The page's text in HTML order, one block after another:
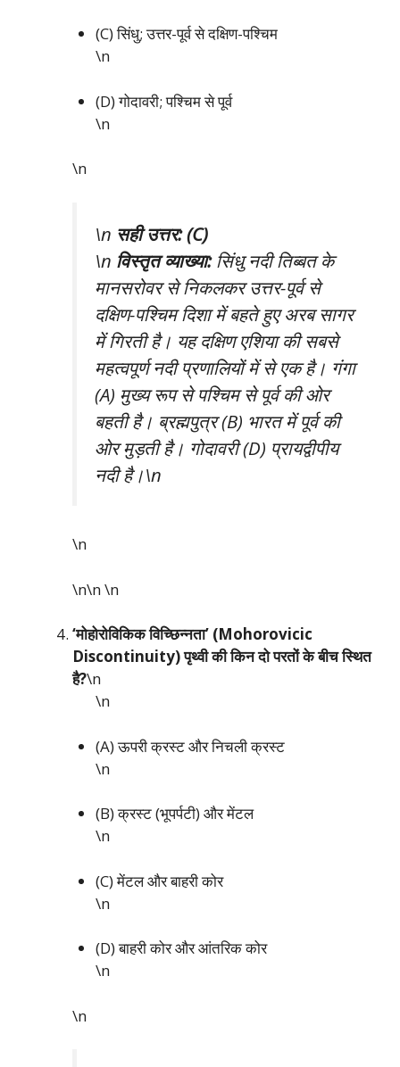
(C) सिंधु; उत्तर-पूर्व से दक्षिण-पश्चिम
\n
(D) गोदावरी; पश्चिम से पूर्व
\n
\n
\n सही उत्तर: (C)
\n विस्तृत व्याख्या:सिंधु नदी तिब्बत के
मानसरोवर से निकलकर उत्तर-पूर्व से
दक्षिण-पश्चिम दिशा में बहते हुए अरब सागर
में गिरती है। यह दक्षिण एशिया की सबसे
महत्वपूर्ण नदी प्रणालियों में से एक है। गंगा
(A) मुख्य रूप से पश्चिम से पूर्व की ओर
बहती है। ब्रह्मपुत्र (B) भारत में पूर्व की
ओर मुड़ती है। गोदावरी (D) प्रायद्वीपीय
नदी है।\n
\n
\n\n\n
‘मोहोरोविकिक विच्छिन्नता’ (Mohorovicic
Discontinuity) पृथ्वी की किन दो परतों के बीच स्थित
है?\n
\n
(A) ऊपरी क्रस्ट और निचली क्रस्ट
\n
(B) क्रस्ट (भूपर्पटी) और मेंटल
\n
(C) मेंटल और बाहरी कोर
\n
(D) बाहरी कोर और आंतरिक कोर
\n
\n